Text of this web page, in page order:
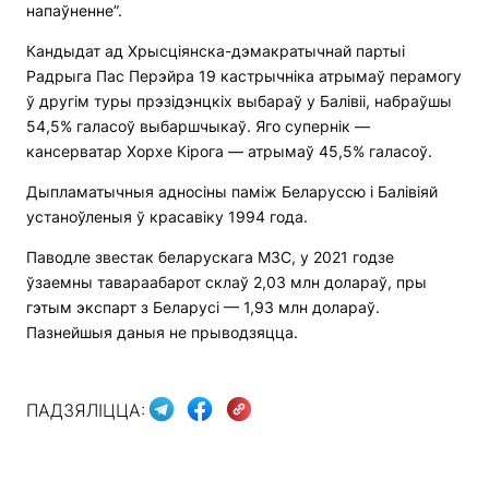
напаўненне”.
Кандыдат ад Хрысціянска-дэмакратычнай партыі
Радрыга Пас Перэйра 19 кастрычніка атрымаў перамогу
ў другім туры прэзідэнцкіх выбараў у Балівіі, набраўшы
54,5% галасоў выбаршчыкаў. Яго супернік —
кансерватар Хорхе Кірога — атрымаў 45,5% галасоў.
Дыпламатычныя адносіны паміж Беларуссю і Балівіяй
устаноўленыя ў красавіку 1994 года.
Паводле звестак беларускага МЗС, у 2021 годзе
ўзаемны тавараабарот склаў 2,03 млн долараў, пры
гэтым экспарт з Беларусі — 1,93 млн долараў.
Пазнейшыя даныя не прыводзяцца.
ПАДЗЯЛІЦЦА: